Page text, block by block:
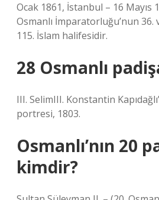
Ocak 1861, İstanbul – 16 Mayıs
Osmanlı İmparatorluğu’nun 36.
115. İslam halifesidir.
28 Osmanlı
III. SelimIII. Konstantin
portresi, 1803.
Osmanlı’nın 20
kimdir?